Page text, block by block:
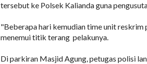
tersebut ke Polsek Kalianda guna
"Beberapa hari kemudian time unit
menemui titik terang pelakunya.
Di parkiran Masjid Agung, petugas polisi